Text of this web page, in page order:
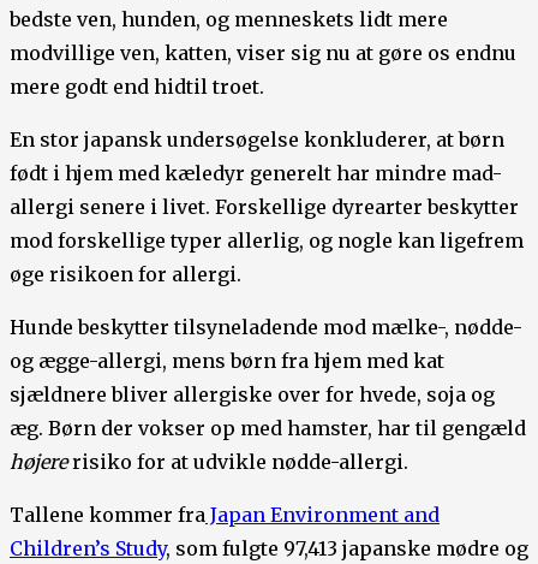
bedste ven, hunden, og menneskets lidt mere
modvillige ven, katten, viser sig nu at gøre os endnu
mere godt end hidtil troet.
En stor japansk undersøgelse konkluderer, at børn
født i hjem med kæledyr generelt har mindre mad-
allergi senere i livet. Forskellige dyrearter beskytter
mod forskellige typer allerlig, og nogle kan ligefrem
øge risikoen for allergi.
Hunde beskytter tilsyneladende mod mælke-, nødde-
og ægge-allergi, mens børn fra hjem med kat
sjældnere bliver allergiske over for hvede, soja og
æg. Børn der vokser op med hamster, har til gengæld
højererisiko for at udvikle nødde-allergi.
Tallene kommer fra Japan Environment and
Children’s Study, som fulgte 97,413 japanske mødre og